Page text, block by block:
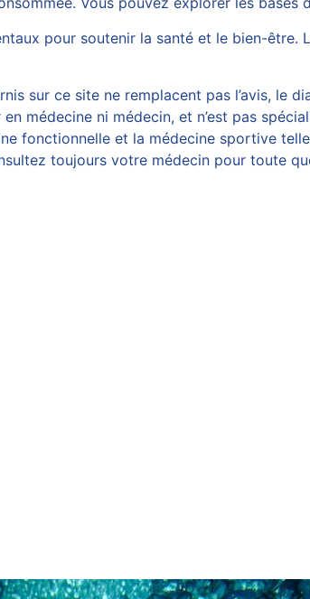
pour soutenir la santé et le bien-
sur ce site ne remplacent pas l’avis, le
médecine ni médecin, et n’est pas
fonctionnelle et la médecine sportive
toujours votre médecin pour toute